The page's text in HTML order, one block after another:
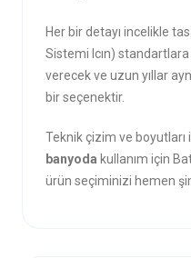
Her bir detayı incelikle
Sistemi Icın)
verecek ve uzun yıllar
bir seçenektir.
Teknik çizim ve
banyoda kullanım için
ürün seçiminizi hemen